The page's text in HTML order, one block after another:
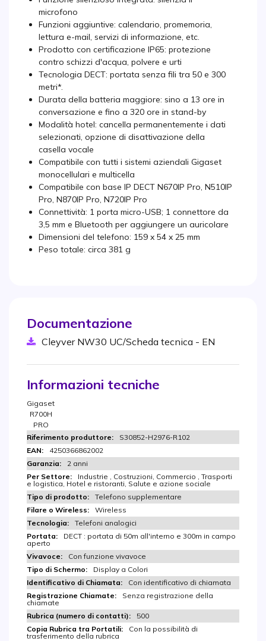
microfono
Funzioni aggiuntive: calendario, promemoria,
lettura e-mail, servizi di informazione, etc.
Prodotto con certificazione IP65: protezione
contro schizzi d'acqua, polvere e urti
Tecnologia DECT: portata senza fili tra 50 e 300
metri*.
Durata della batteria maggiore: sino a 13 ore in
conversazione e fino a 320 ore in stand-by
Modalità hotel: cancella permanentemente i dati
selezionati, opzione di disattivazione della
casella vocale
Compatibile con tutti i sistemi aziendali Gigaset
monocellulari e multicella
Compatibile con base IP DECT N670IP Pro, N510IP
Pro, N870IP Pro, N720IP Pro
Connettività: 1 porta micro-USB; 1 connettore da
3,5 mm e Bluetooth per aggiungere un auricolare
Dimensioni del telefono: 159 x 54 x 25 mm
Peso totale: circa 381 g
Documentazione
Cleyver NW30 UC/Scheda tecnica - EN
Informazioni tecniche
Gigaset
R700H
PRO
S30852-H2976-R102
4250366862002
2 anni
Industrie , Costruzioni, Commercio , Trasporti
e logistica, Hotel e ristoranti, Salute e azione sociale
Telefono supplementare
Wireless
Telefoni analogici
DECT : portata di 50m all'interno e 300m in campo
aperto
Con funzione vivavoce
Display a Colori
Con identificativo di chiamata
Senza registrazione della
chiamate
500
Con la possibilità di
trasferimento della rubrica